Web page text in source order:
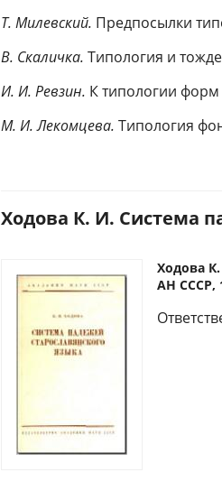
Т. Милевский. Предпосылки
В. Скаличка. Типология и
И. И. Ревзин. К типологии форм
М. И.Лекомцева. Типология
Ходова К. И. Система
Ходова
АН СССР,